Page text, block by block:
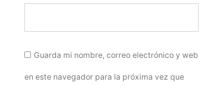
Guarda mi nombre, correo electrónico y web
en este navegador para la próxima vez que